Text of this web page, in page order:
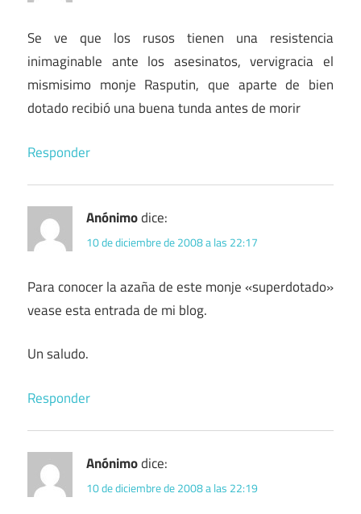
Se ve que los rusos tienen una resistencia
inimaginable ante los asesinatos, vervigracia el
mismisimo monje Rasputin, que aparte de bien
dotado recibió una buena tunda antes de morir
Responder
Anónimodice:
10 de diciembre de 2008 a las 22:17
Para conocer la azaña de este monje «superdotado»
vease esta entrada de mi blog.
Un saludo.
Responder
Anónimodice:
10 de diciembre de 2008 a las 22:19